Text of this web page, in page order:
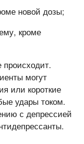
новой дозы;
кроме
происходит.
могут
или короткие
удары током.
с депрессией